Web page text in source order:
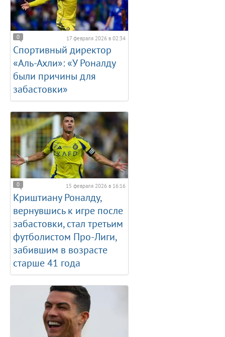
0 17 февраля 2026 в 02:34
Спортивный директор
«Аль-Ахли»: «У Роналду
были причины для
забастовки»
0 15 февраля 2026 в 16:16
Криштиану Роналду,
вернувшись к игре после
забастовки, стал третьим
футболистом Про-Лиги,
забившим в возрасте
старше 41 года